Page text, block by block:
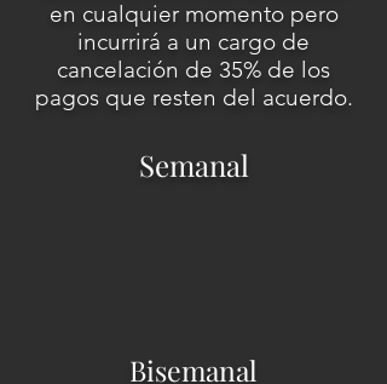
en cualquier momento pero
incurrirá a un cargo de
cancelación de 35% de los
pagos que resten del acuerdo.
Semanal
Bisemanal